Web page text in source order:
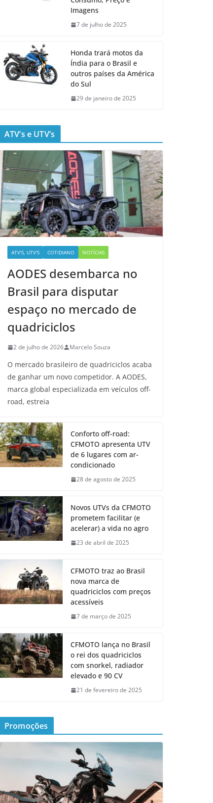
Imagens
7 de julho de 2025
Honda trará motos da
Índia para o Brasil e
outros países da América
do Sul
29 de janeiro de 2025
ATV’s e UTV’s
ATV'S, UTV'S COTIDIANO NOTÍCIAS
AODES desembarca no
Brasil para disputar
espaço no mercado de
quadriciclos
2 de julho de 2026 Marcelo Souza
O mercado brasileiro de quadriciclos acaba
de ganhar um novo competidor. A AODES,
marca global especializada em veículos off-
road, estreia
Conforto off-road:
CFMOTO apresenta UTV
de 6 lugares com ar-
condicionado
28 de agosto de 2025
Novos UTVs da CFMOTO
prometem facilitar (e
acelerar) a vida no agro
23 de abril de 2025
CFMOTO traz ao Brasil
nova marca de
quadriciclos com preços
acessíveis
7 de março de 2025
CFMOTO lança no Brasil
o rei dos quadriciclos
com snorkel, radiador
elevado e 90 CV
21 de fevereiro de 2025
Promoções